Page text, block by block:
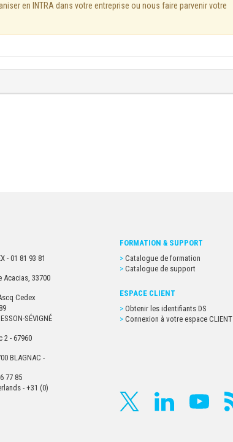
en INTRA dans votre entreprise ou nous faire parvenir votre
- 01 81 93 81
Acacias, 33700
Cedex
SÉVIGNÉ
2 - 67960
BLAGNAC -
77 85
- +31 (0)
FORMATION & SUPPORT
Catalogue de formation
Catalogue de support
ESPACE CLIENT
Obtenir les identifiants DS
Connexion à votre espace CLIENT